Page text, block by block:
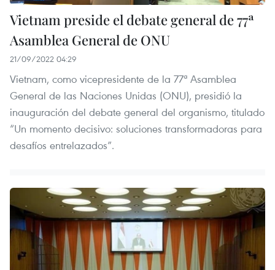
Vietnam preside el debate general de 77ª
Asamblea General de ONU
21/09/2022 04:29
Vietnam, como vicepresidente de la 77ª Asamblea
General de las Naciones Unidas (ONU), presidió la
inauguración del debate general del organismo, titulado
“Un momento decisivo: soluciones transformadoras para
desafíos entrelazados”.